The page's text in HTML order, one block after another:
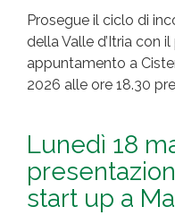
Prosegue il ciclo di
della Valle d’Itria con
appuntamento a
2026 alle ore 18.30
Lunedì 18
start up a